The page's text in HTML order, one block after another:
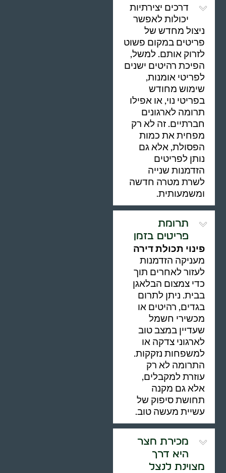
דרכים יצירתיות
יכולות לאפשר
ניצול מחדש של
פריטים במקום פשוט
לזרוק אותם. למשל,
הפיכת רהיטים ישנים
לפריטי אומנות,
שימוש מחודש
בפריטי נוי, או אפילו
תרומה לארגונים
חברתיים. זה לא רק
מפחית את כמות
הפסולת, אלא גם
נותן לפריטים
הזדמנות שנייה
לשרת מטרה חדשה
ומשמעותית.
תרומת
פריטים בזמן
פינוי תכולת דירה
מעניקה הזדמנות
לעזור לאחרים תוך
כדי צמצום הבלאגן
בבית. ניתן לתרום
בגדים, רהיטים או
מכשירי חשמל
שעדיין במצב טוב
לארגוני צדקה או
למשפחות נזקקות.
התרומה לא רק
עוזרת למקבלים,
אלא גם מקנה
תחושת סיפוק של
עשיית מעשה טוב.
מכירת חצר
היא דרך
מצוינת לנצל